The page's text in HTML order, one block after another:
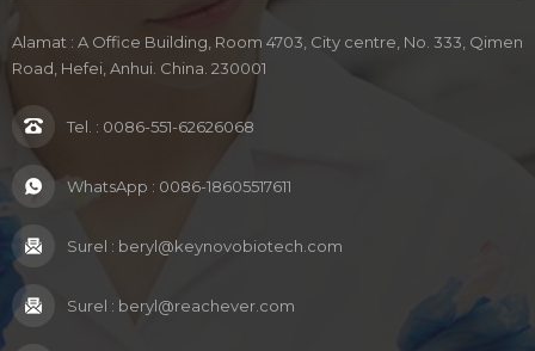
Alamat : A Office Building, Room 4703, City centre, No. 333, Qimen
Road, Hefei, Anhui. China. 230001
Tel. : 0086-551-62626068
WhatsApp : 0086-18605517611
Surel : beryl@keynovobiotech.com
Surel : beryl@reachever.com